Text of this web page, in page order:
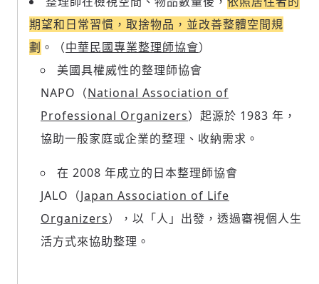
期望和日常習慣，取捨物品，並改善整體空間規
劃 。（中華民國專業整理師協會）
美國具權威性的整理師協會
NAPO（National Association of
Professional Organizers）起源於 1983 年，
協助一般家庭或企業的整理、收納需求。
在 2008 年成立的日本整理師協會
JALO（Japan Association of Life
Organizers），以「人」出發，透過審視個人生
活方式來協助整理。